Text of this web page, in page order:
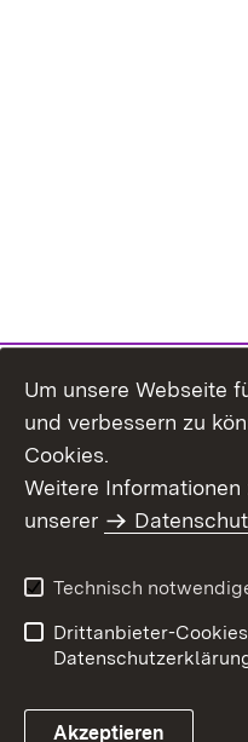
Benutzungshinweise
Um unsere Webseite
und verbessern zu
Cookies.
Weitere
unserer
Technisch
Drittanbieter-
Akzeptieren